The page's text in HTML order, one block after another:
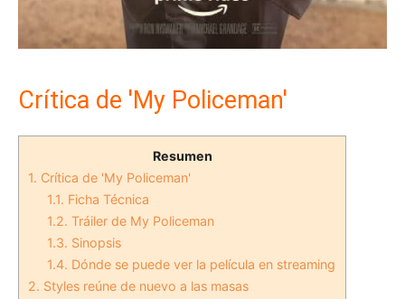
Crítica de 'My Policeman'
Resumen
1. Crítica de 'My Policeman'
1.1. Ficha Técnica
1.2. Tráiler de My Policeman
1.3. Sinopsis
1.4. Dónde se puede ver la película en streaming
2. Styles reúne de nuevo a las masas